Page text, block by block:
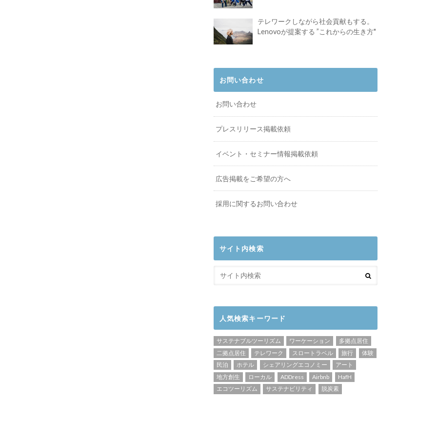
テレワークしながら社会貢献もする。
Lenovoが提案する ”これからの生き方"
お問い合わせ
お問い合わせ
プレスリリース掲載依頼
イベント・セミナー情報掲載依頼
広告掲載をご希望の方へ
採用に関するお問い合わせ
サイト内検索
人気検索キーワード
サステナブルツーリズム ワーケーション
多拠点居住
二拠点居住
テレワーク スロートラベル 旅行
体験
民泊
ホテル シェアリングエコノミー
アート
地方創生
ローカル ADDress Airbnb
HafH
エコツーリズム
サステナビリティ 脱炭素